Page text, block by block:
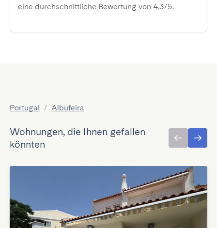
eine durchschnittliche Bewertung von 4,3/5.
Portugal / Albufeira
Wohnungen, die Ihnen gefallen
könnten